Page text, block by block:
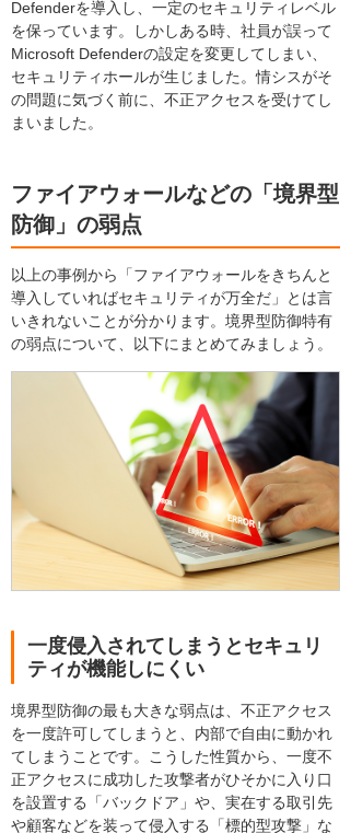
Defenderを導入し、一定のセキュリティレベル
を保っています。しかしある時、社員が誤って
Microsoft Defenderの設定を変更してしまい、
セキュリティホールが生じました。情シスがそ
の問題に気づく前に、不正アクセスを受けてし
まいました。
ファイアウォールなどの「境界型
防御」の弱点
以上の事例から「ファイアウォールをきちんと
導入していればセキュリティが万全だ」とは言
いきれないことが分かります。境界型防御特有
の弱点について、以下にまとめてみましょう。
一度侵入されてしまうとセキュリ
ティが機能しにくい
境界型防御の最も大きな弱点は、不正アクセス
を一度許可してしまうと、内部で自由に動かれ
てしまうことです。こうした性質から、一度不
正アクセスに成功した攻撃者がひそかに入り口
を設置する「バックドア」や、実在する取引先
や顧客などを装って侵入する「標的型攻撃」な